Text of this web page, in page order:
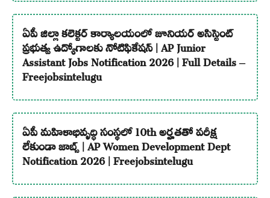
ఏపీ జిల్లా కలెక్టర్ కార్యాలయంలో జూనియర్ అసిస్టెంట్
ప్రభుత్వ ఉద్యోగాలకు నోటిఫికేషన్ | AP Junior
Assistant Jobs Notification 2026 | Full Details –
Freejobsintelugu
ఏపీ మహిళాభివృద్ధి సంస్థలో 10th అర్హతతో పరీక్ష
లేకుండా జాబ్స్ | AP Women Development Dept
Notification 2026 | Freejobsintelugu